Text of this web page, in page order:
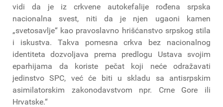
vidi da je iz crkvene autokefalije rođena srpska
nacionalna svest, niti da je njen ugaoni kamen
„svetosavlje“ kao pravoslavno hrišćanstvo srpskog stila
i iskustva. Takva pomesna crkva bez nacionalnog
identiteta dozvoljava prema predlogu Ustava svojim
eparhijama da koriste pečat koji neće odražavati
jedinstvo SPC, već će biti u skladu sa antisrpskim
asimilatorskim zakonodavstvom npr. Crne Gore ili
Hrvatske.“